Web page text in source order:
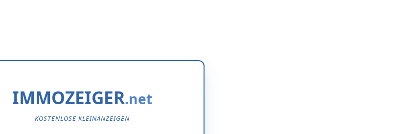
IMMOZEIGER
KOSTENLOSE KLEINANZEIGEN